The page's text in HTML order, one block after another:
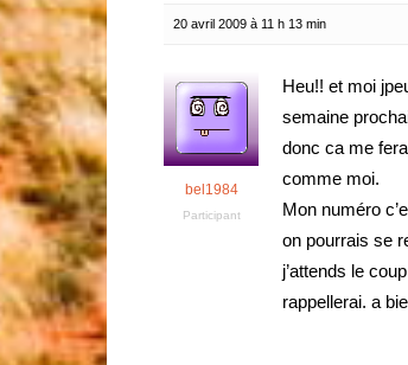
20 avril 2009 à 11 h 13 min
bel1984
Participant
Heu!! et moi
semaine
donc ca me
comme moi.
Mon numéro
on pourrais se
j’attends le
rappellerai. a